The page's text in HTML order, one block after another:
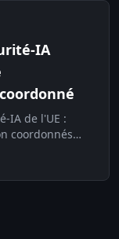
IA
IA de l'UE :
coordonnés